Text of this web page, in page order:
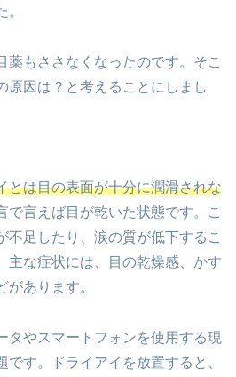
薬もささなくなったのです。そこ
原因は？と考えることにしまし
とは目の表面が十分に潤滑されな
で言えば目が乾いた状態です。こ
不足したり、涙の質が低下するこ
主な症状には、目の乾燥感、かす
あります。
タやスマートフォンを使用する現
す。ドライアイを放置すると、